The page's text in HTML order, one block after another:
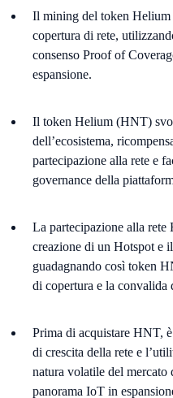
Il mining del token
copertura di rete,
consenso Proof of
espansione.
Il token Helium (HNT)
dell’ecosistema,
partecipazione alla rete e
governance della
La partecipazione alla
creazione di un Hotspot e
guadagnando così token
di copertura e la convalida
Prima di acquistare HNT,
di crescita della rete e
natura volatile del mercato
panorama IoT in